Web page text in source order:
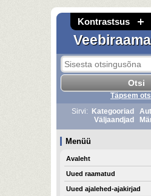
Kontrastsus
Täpsem
Sirvi:
Kategooriad
Väljaandjad
Menüü
Avaleht
Uued raamatud
Uued ajalehed-ajakirjad